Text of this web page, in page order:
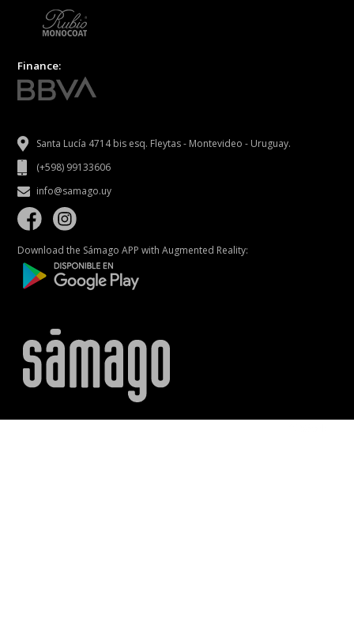
Finance:
Santa Lucía 4714 bis esq. Fleytas - Montevideo - Uruguay.
(+598) 99133606
info@samago.uy
Download the Sámago APP with Augmented Reality: